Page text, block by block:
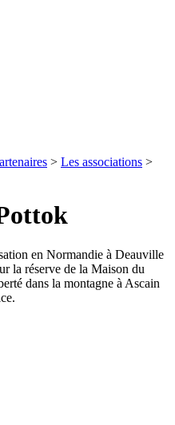
> Les associations >
en Normandie à Deauville
la réserve de la Maison du
dans la montagne à Ascain